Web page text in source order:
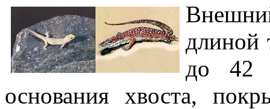
длиной
до 42
основания хвоста,